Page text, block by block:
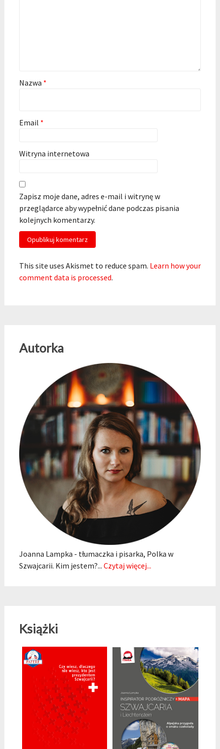
Nazwa *
Email *
Witryna internetowa
Zapisz moje dane, adres e-mail i witrynę w
przeglądarce aby wypełnić dane podczas pisania
kolejnych komentarzy.
This site uses Akismet to reduce spam. Learn how your
comment data is processed.
Autorka
Joanna Lampka - tłumaczka i pisarka, Polka w
Szwajcarii. Kim jestem?... Czytaj więcej...
Książki